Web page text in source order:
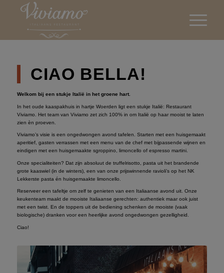
CIAO BELLA!
Welkom bij een stukje Italië in het groene hart.
In het oude kaaspakhuis in hartje Woerden ligt een stukje Italië: Restaurant
Viviamo. Het team van Viviamo zet zich 100% in om Italië op haar mooist te laten
zien èn proeven.
Viviamo’s visie is een ongedwongen avond tafelen. Starten met een huisgemaakt
aperitief, gasten verrassen met een menu van de chef met bijpassende wijnen en
eindigen met een huisgemaakte sgroppino, limoncello of espresso martini.
Onze specialiteiten? Dat zijn absoluut de truffelrisotto, pasta uit het brandende
grote kaaswiel (in de winters), een van onze prijswinnende ravioli’s op het NK
Lekkerste pasta én huisgemaakte limoncello.
Reserveer een tafeltje om zelf te genieten van een Italiaanse avond uit. Onze
keukenteam maakt de mooiste Italiaanse gerechten: authentiek maar ook juist
met een twist. En de toppers uit de bediening schenken de mooiste (vaak
biologische) dranken voor een heerlijke avond ongedwongen gezelligheid.
Ciao!